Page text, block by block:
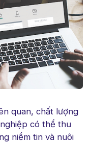
quan, chất lượng
có thể thu
niềm tin và nuôi